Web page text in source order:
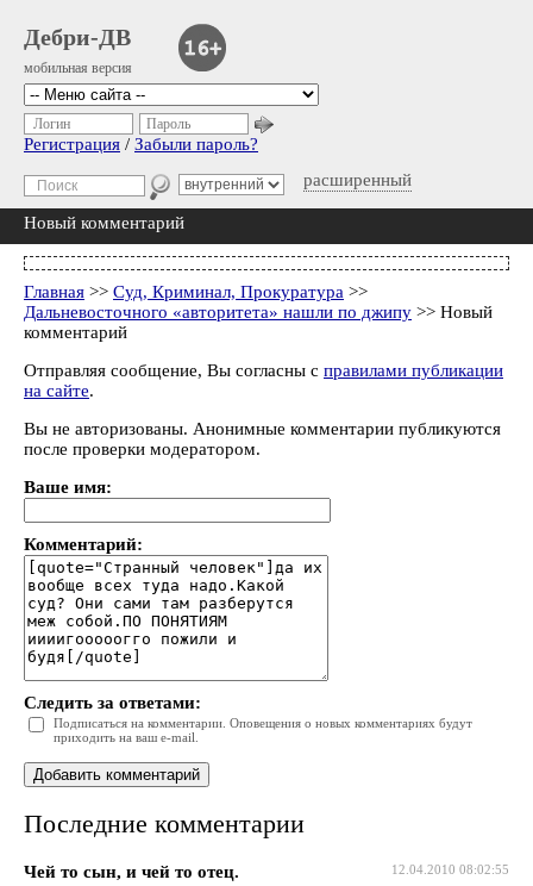
Дебри-ДВ
мобильная версия
расширенный
Логин Пароль
Регистрация / Забыли пароль?
Новый комментарий
Главная >> Суд, Криминал, Прокуратура >>
Дальневосточного «авторитета» нашли по джипу >> Новый
комментарий
Отправляя сообщение, Вы согласны с правилами публикации
на сайте.
Вы не авторизованы. Анонимные комментарии публикуются
после проверки модератором.
Ваше имя:
Комментарий:
Следить за ответами:
Подписаться на комментарии. Оповещения о новых комментариях будут
приходить на ваш e-mail.
Последние комментарии
12.04.2010 08:02:55
Чей то сын, и чей то отец.